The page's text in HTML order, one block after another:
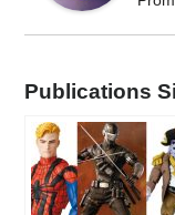
Publications